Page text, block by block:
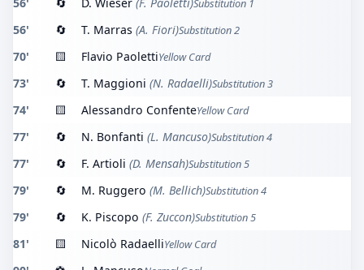
Substitution 1
56' 🔄 T. Marras (A. Fiori)Substitution 2
70' 🟨 Flavio PaolettiYellow Card
73' 🔄 T. Maggioni (N. Radaelli)Substitution 3
74' 🟨 Alessandro ConfenteYellow Card
77' 🔄 N. Bonfanti (L. Mancuso)Substitution 4
77' 🔄 F. Artioli (D. Mensah)Substitution 5
79' 🔄 M. Ruggero (M. Bellich)Substitution 4
79' 🔄 K. Piscopo (F. Zuccon)Substitution 5
81' 🟨 Nicolò RadaelliYellow Card